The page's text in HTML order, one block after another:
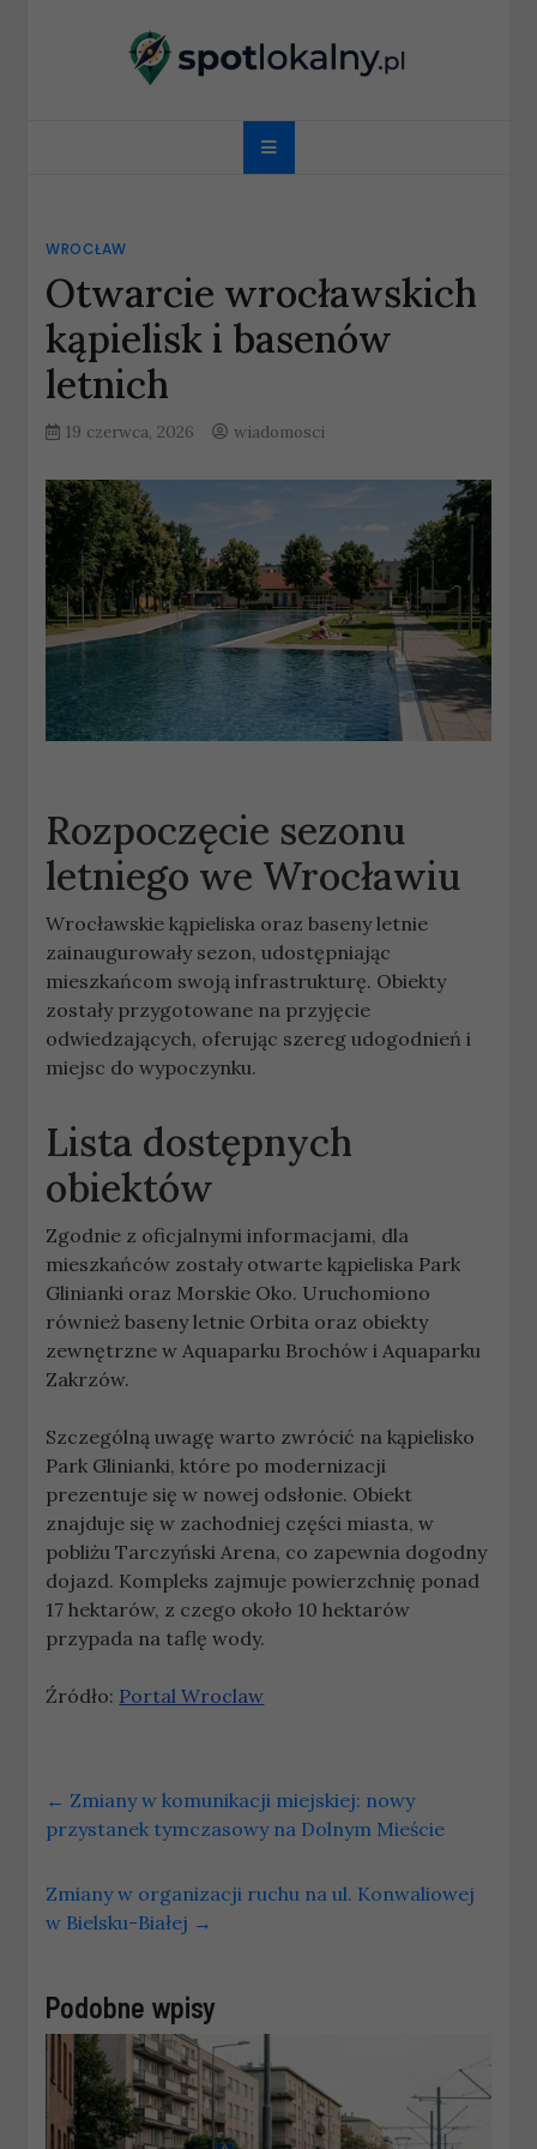
spotlokalny.pl
WROCŁAW
Otwarcie wrocławskich
kąpielisk i basenów
letnich
19 czerwca, 2026 wiadomosci
Rozpoczęcie sezonu
letniego we Wrocławiu
Wrocławskie kąpieliska oraz baseny letnie
zainaugurowały sezon, udostępniając
mieszkańcom swoją infrastrukturę. Obiekty
zostały przygotowane na przyjęcie
odwiedzających, oferując szereg udogodnień i
miejsc do wypoczynku.
Lista dostępnych
obiektów
Zgodnie z oficjalnymi informacjami, dla
mieszkańców zostały otwarte kąpieliska Park
Glinianki oraz Morskie Oko. Uruchomiono
również baseny letnie Orbita oraz obiekty
zewnętrzne w Aquaparku Brochów i Aquaparku
Zakrzów.
Szczególną uwagę warto zwrócić na kąpielisko
Park Glinianki, które po modernizacji
prezentuje się w nowej odsłonie. Obiekt
znajduje się w zachodniej części miasta, w
pobliżu Tarczyński Arena, co zapewnia dogodny
dojazd. Kompleks zajmuje powierzchnię ponad
17 hektarów, z czego około 10 hektarów
przypada na taflę wody.
Źródło: Portal Wroclaw
← Zmiany w komunikacji miejskiej: nowy
przystanek tymczasowy na Dolnym Mieście
Zmiany w organizacji ruchu na ul. Konwaliowej
w Bielsku-Białej →
Podobne wpisy